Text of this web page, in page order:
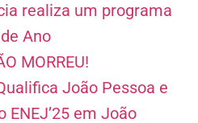
realiza um programa
Ano
MORREU!
João Pessoa e
em João